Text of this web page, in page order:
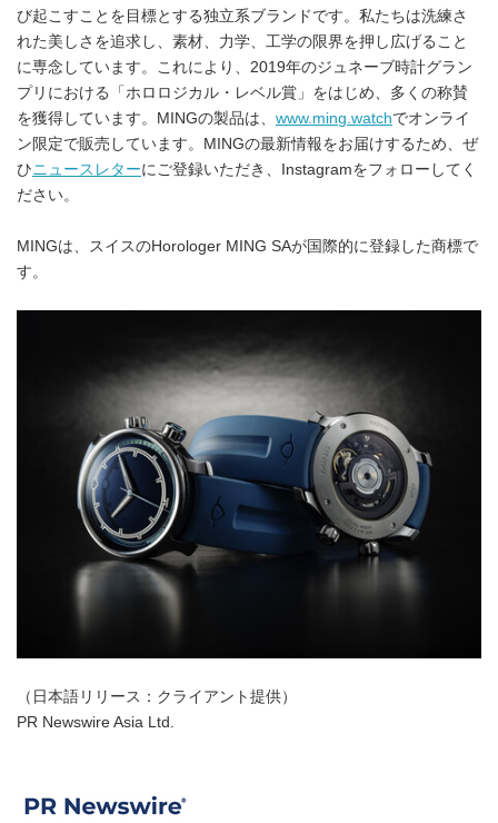
び起こすことを目標とする独立系ブランドです。私たちは洗練さ
れた美しさを追求し、素材、力学、工学の限界を押し広げること
に専念しています。これにより、2019年のジュネーブ時計グラン
プリにおける「ホロロジカル・レベル賞」をはじめ、多くの称賛
を獲得しています。MINGの製品は、 www.ming.watchでオンライ
ン限定で販売しています。MINGの最新情報をお届けするため、ぜ
ひニュースレターにご登録いただき、Instagramをフォローしてく
ださい。
MINGは、スイスのHorologer MING SAが国際的に登録した商標で
す。
（日本語リリース：クライアント提供）
PR Newswire Asia Ltd.